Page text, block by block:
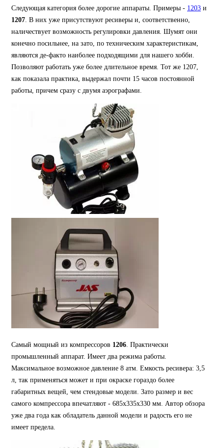
Следующая категория более дорогие аппараты. Примеры - 1203 и
1207 . В них уже присутствуют ресиверы и, соответственно,
наличествует возможность регулировки давления. Шумят они
конечно посильнее, на зато, по техническим характеристикам,
являются де-факто наиболее подходящими для нашего хобби.
Позволяют работать уже более длительное время. Тот же 1207,
как показала практика, выдержал почти 15 часов постоянной
работы, причем сразу с двумя аэрографами.
Самый мощный из компрессоров 1206 . Практически
промышленный аппарат. Имеет два режима работы.
Максимальное возможное давление 8 атм. Емкость ресивера: 3,5
л, так применяться может и при окраске гораздо более
габаритных вещей, чем стендовые модели. Зато размер и вес
самого компрессора впечатляют - 685x335x330 мм. Автор обзора
уже два года как обладатель данной модели и радость его не
имеет предела.